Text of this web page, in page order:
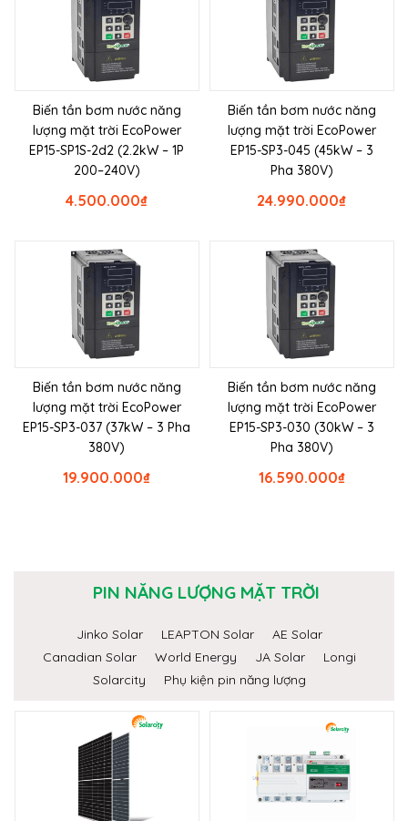
Biến tần bơm nước năng
lượng mặt trời EcoPower
EP15-SP1S-2d2 (2.2kW – 1P
200–240V)
₫
4.500.000
Biến tần bơm nước năng
lượng mặt trời EcoPower
EP15-SP3-045 (45kW – 3
Pha 380V)
₫
24.990.000
Biến tần bơm nước năng
lượng mặt trời EcoPower
EP15-SP3-037 (37kW – 3 Pha
380V)
₫
19.900.000
Biến tần bơm nước năng
lượng mặt trời EcoPower
EP15-SP3-030 (30kW – 3
Pha 380V)
₫
16.590.000
PIN NĂNG LƯỢNG MẶT TRỜI
Jinko Solar LEAPTON Solar
AE Solar
Canadian Solar
World Energy JA Solar
Longi
Solarcity
Phụ kiện pin năng lượng